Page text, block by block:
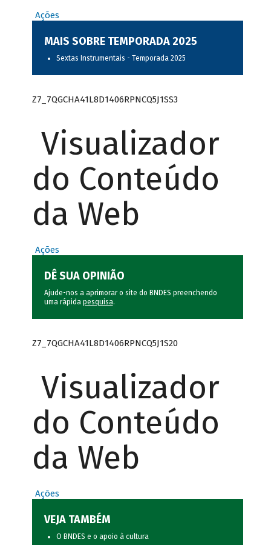
Ações
MAIS SOBRE TEMPORADA 2025
Sextas Instrumentais - Temporada 2025
Z7_7QGCHA41L8D1406RPNCQ5J1SS3
Visualizador
do Conteúdo
da Web
Ações
DÊ SUA OPINIÃO
Ajude-nos a aprimorar o site do BNDES preenchendo
uma rápida pesquisa.
Z7_7QGCHA41L8D1406RPNCQ5J1S20
Visualizador
do Conteúdo
da Web
Ações
VEJA TAMBÉM
O BNDES e o apoio à cultura